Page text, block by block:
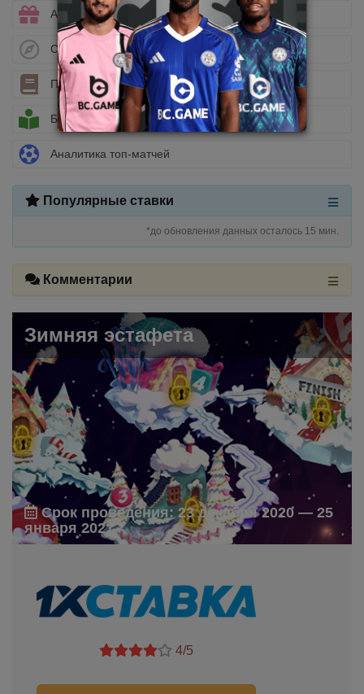
Акции
Стратегии ставок
Полезные статьи
Библиотека беттора
Аналитика топ-матчей
Популярные ставки
*до обновления данных осталось 15 мин.
Комментарии
4/5
Зимняя эстафета
Срок проведения: 23 декабря 2020 — 25
января 2021